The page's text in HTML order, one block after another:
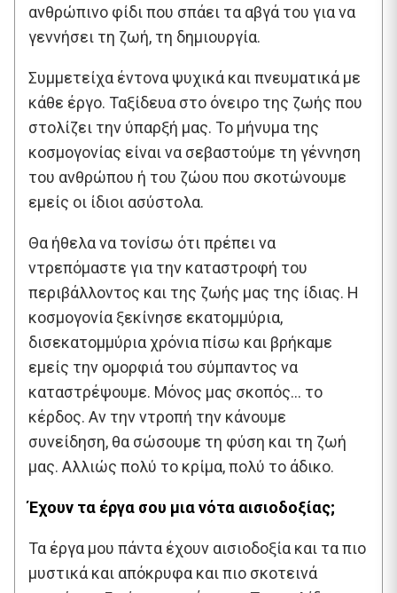
ανθρώπινο φίδι που σπάει τα αβγά του για να
γεννήσει τη ζωή, τη δημιουργία.
Συμμετείχα έντονα ψυχικά και πνευματικά με
κάθε έργο. Ταξίδευα στο όνειρο της ζωής που
στολίζει την ύπαρξή μας. Το μήνυμα της
κοσμογονίας είναι να σεβαστούμε τη γέννηση
του ανθρώπου ή του ζώου που σκοτώνουμε
εμείς οι ίδιοι ασύστολα.
Θα ήθελα να τονίσω ότι πρέπει να
ντρεπόμαστε για την καταστροφή του
περιβάλλοντος και της ζωής μας της ίδιας. Η
κοσμογονία ξεκίνησε εκατομμύρια,
δισεκατομμύρια χρόνια πίσω και βρήκαμε
εμείς την ομορφιά του σύμπαντος να
καταστρέψουμε. Μόνος μας σκοπός… το
κέρδος. Αν την ντροπή την κάνουμε
συνείδηση, θα σώσουμε τη φύση και τη ζωή
μας. Αλλιώς πολύ το κρίμα, πολύ το άδικο.
Έχουν τα έργα σου μια νότα αισιοδοξίας;
Τα έργα μου πάντα έχουν αισιοδοξία και τα πιο
μυστικά και απόκρυφα και πιο σκοτεινά